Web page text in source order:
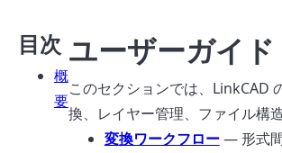
目次
概
要
ユーザーガイド
このセクションでは、LinkCAD
換、レイヤー管理、ファイル構
変換ワークフロー— 形式